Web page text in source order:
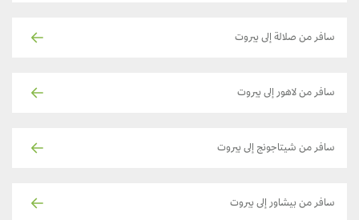
سافر من صلالة إلى بيروت
سافر من لاهور إلى بيروت
سافر من شيتاجونج إلى بيروت
سافر من بيشاور إلى بيروت